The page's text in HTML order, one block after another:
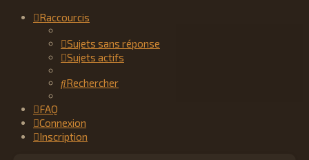
Raccourcis
Sujets sans réponse
Sujets actifs
Rechercher
FAQ
Connexion
Inscription